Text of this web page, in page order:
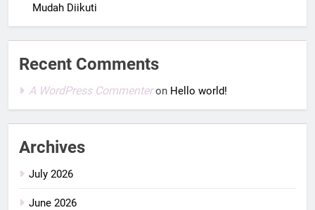
Mudah Diikuti
Recent Comments
A WordPress Commenteron Hello world!
Archives
July 2026
June 2026